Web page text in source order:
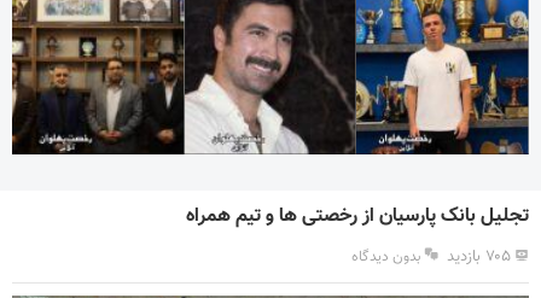
تجلیل بانک پارسیان از رخصتی ها و تیم همراه
۷۰۵ بازدید بدون دیدگاه